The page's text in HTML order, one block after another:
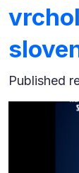
Published